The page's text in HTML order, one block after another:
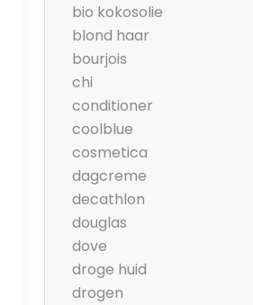
bio kokosolie
blond haar
bourjois
chi
conditioner
coolblue
cosmetica
dagcreme
decathlon
douglas
dove
droge huid
drogen